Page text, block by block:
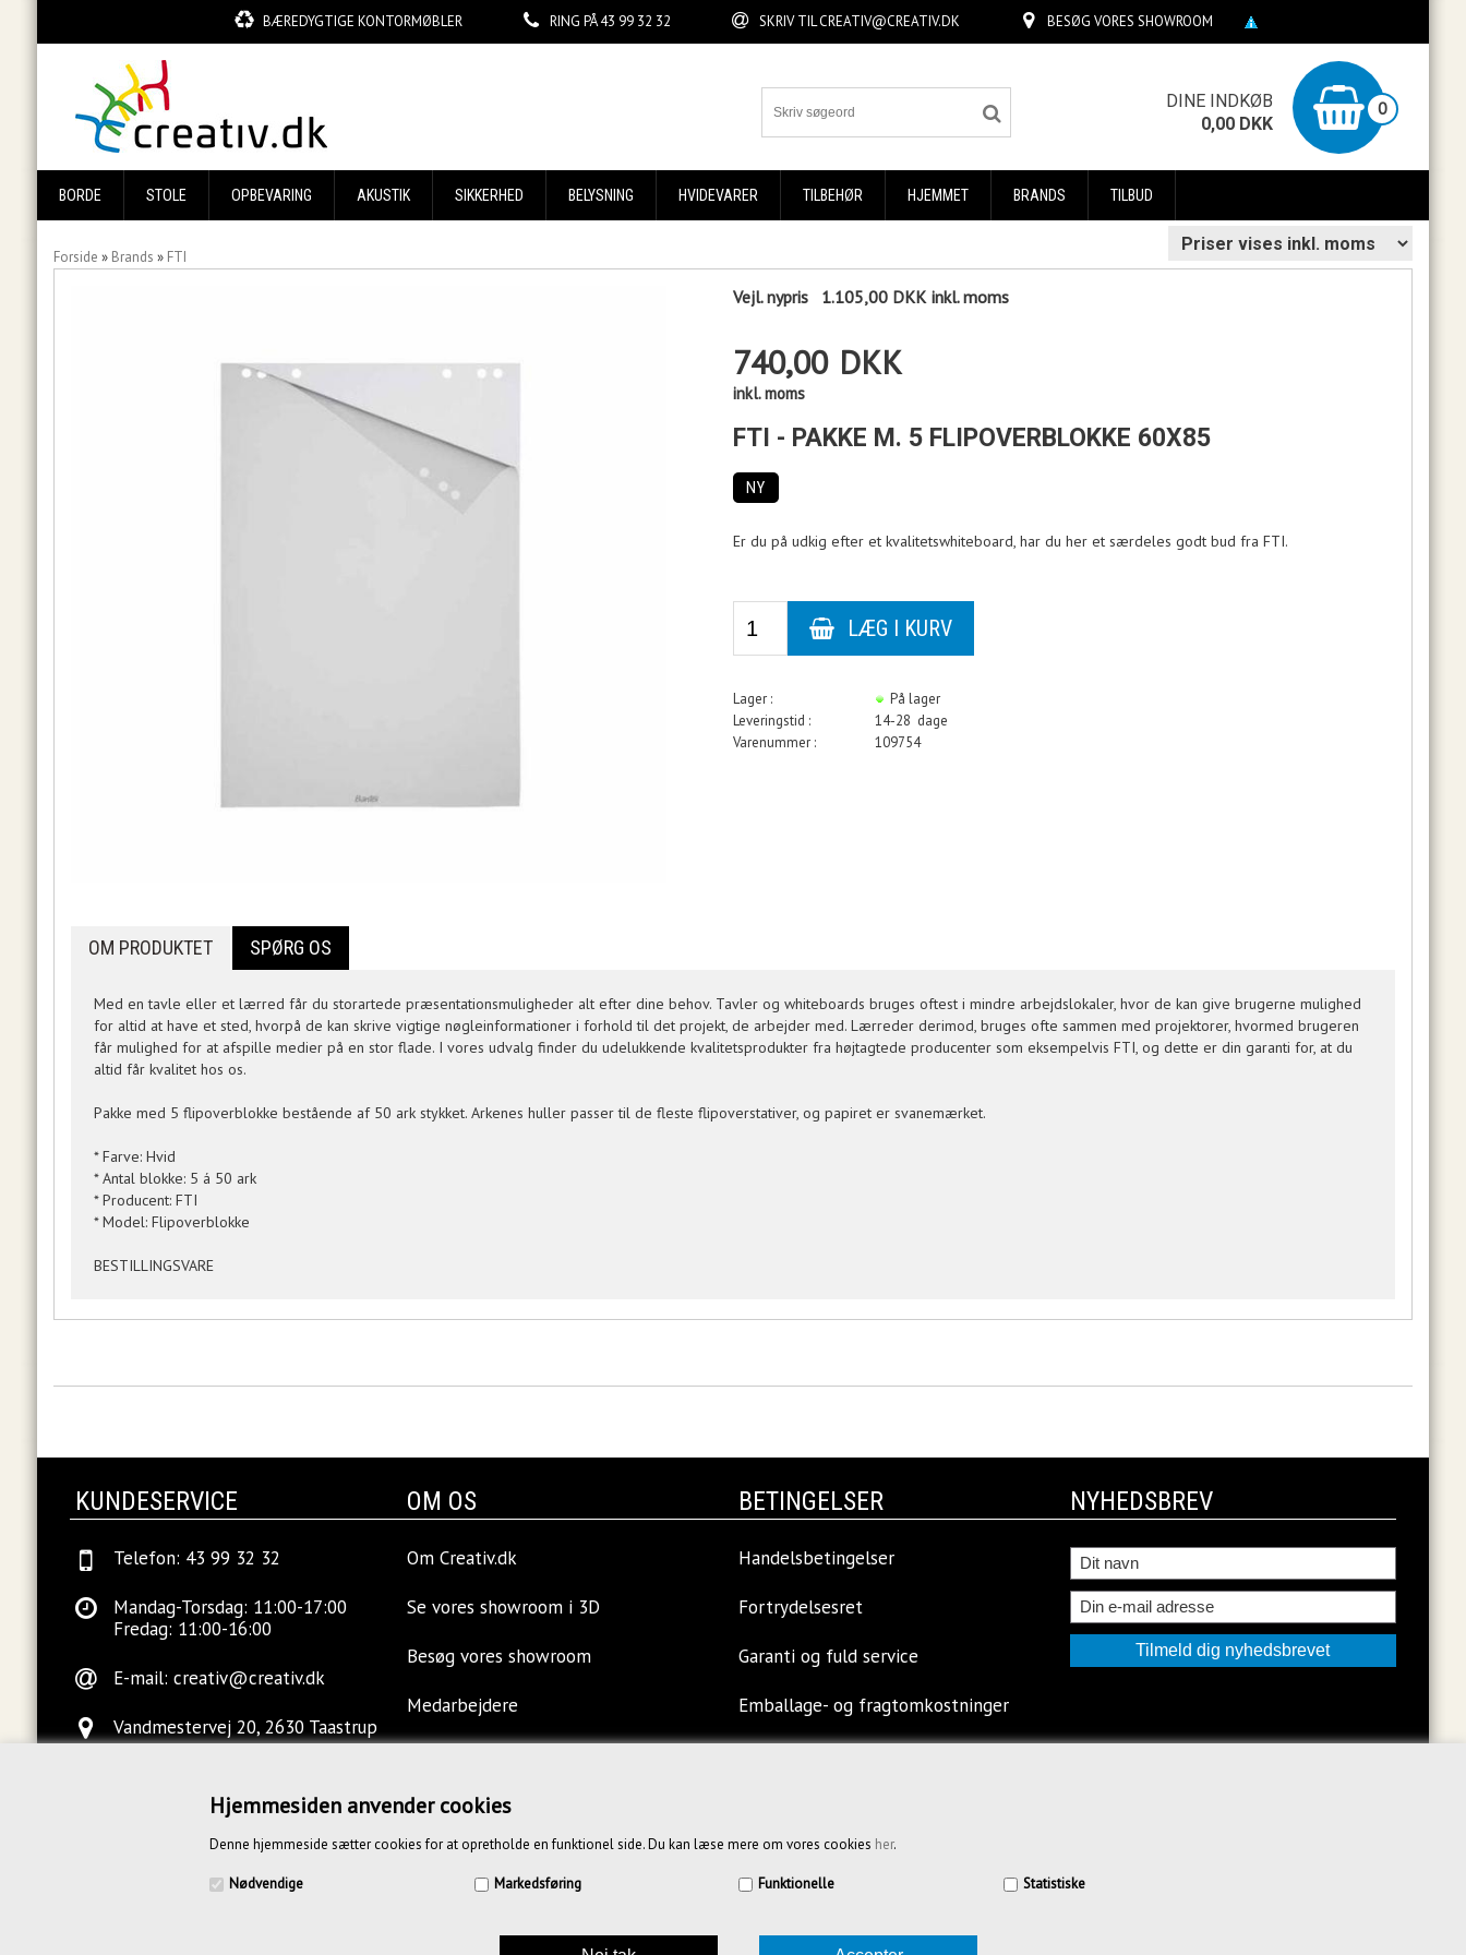
Hjemmesiden anvender cookies
Denne hjemmeside sætter cookies for at opretholde en funktionel side. Du kan læse mere om vores cookies her.
Nødvendige Markedsføring Funktionelle Statistiske
BÆREDYGTIGE KONTORMØBLER RING PÅ43 99 32 32 SKRIV TILCREATIV@CREATIV.DK BESØG VORES SHOWROOM
DINE INDKØB 0
0,00 DKK
BORDE STOLE OPBEVARING AKUSTIK SIKKERHED BELYSNING HVIDEVARER TILBEHØR HJEMMET BRANDS TILBUD
Forside » Brands » FTI
Vejl. nypris 1.105,00 DKK inkl. moms
740,00 DKK
inkl. moms
FTI - PAKKE M. 5 FLIPOVERBLOKKE 60X85
NY
Er du på udkig efter et kvalitetswhiteboard, har du her et særdeles godt bud fra FTI.
Lager :
På lager
Leveringstid :
14-28 dage
Varenummer :
109754
OM PRODUKTET SPØRG OS
Med en tavle eller et lærred får du storartede præsentationsmuligheder alt efter dine behov. Tavler og whiteboards bruges oftest i mindre arbejdslokaler, hvor de kan give brugerne mulighed
for altid at have et sted, hvorpå de kan skrive vigtige nøgleinformationer i forhold til det projekt, de arbejder med. Lærreder derimod, bruges ofte sammen med projektorer, hvormed brugeren
får mulighed for at afspille medier på en stor flade. I vores udvalg finder du udelukkende kvalitetsprodukter fra højtagtede producenter som eksempelvis FTI, og dette er din garanti for, at du
altid får kvalitet hos os.
Pakke med 5 flipoverblokke bestående af 50 ark stykket. Arkenes huller passer til de fleste flipoverstativer, og papiret er svanemærket.
* Farve: Hvid
* Antal blokke: 5 á 50 ark
* Producent: FTI
* Model: Flipoverblokke
BESTILLINGSVARE
KUNDESERVICE
Telefon: 43 99 32 32
Mandag-Torsdag: 11:00-17:00
Fredag: 11:00-16:00
E-mail: creativ@creativ.dk
Vandmestervej 20, 2630 Taastrup
OM OS
Om Creativ.dk
Se vores showroom i 3D
Besøg vores showroom
Medarbejdere
Kontakt os
Blog
BETINGELSER
Handelsbetingelser
Fortrydelsesret
Garanti og fuld service
Emballage- og fragtomkostninger
Vejledende priser
NYHEDSBREV